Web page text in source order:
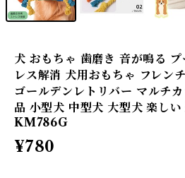
犬 おもちゃ 歯磨き 音が鳴る
レス解消 犬用おもちゃ フレン
ゴールデンレトリバー マルチ
品 小型犬 中型犬 大型犬 楽し
KM786G
¥780